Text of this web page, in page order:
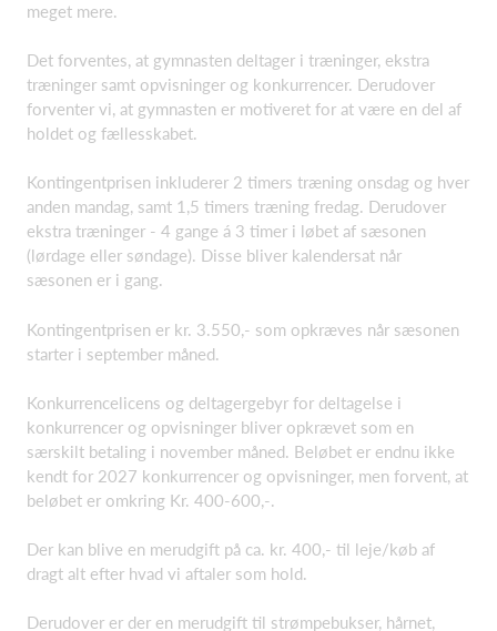
meget mere.
Det forventes, at gymnasten deltager i træninger, ekstra
træninger samt opvisninger og konkurrencer. Derudover
forventer vi, at gymnasten er motiveret for at være en del af
holdet og fællesskabet.
Kontingentprisen inkluderer 2 timers træning onsdag og hver
anden mandag, samt 1,5 timers træning fredag. Derudover
ekstra træninger - 4 gange á 3 timer i løbet af sæsonen
(lørdage eller søndage). Disse bliver kalendersat når
sæsonen er i gang.
Kontingentprisen er kr. 3.550,- som opkræves når sæsonen
starter i september måned.
Konkurrencelicens og deltagergebyr for deltagelse i
konkurrencer og opvisninger bliver opkrævet som en
særskilt betaling i november måned. Beløbet er endnu ikke
kendt for 2027 konkurrencer og opvisninger, men forvent, at
beløbet er omkring Kr. 400-600,-.
Der kan blive en merudgift på ca. kr. 400,- til leje/køb af
dragt alt efter hvad vi aftaler som hold.
Derudover er der en merudgift til strømpebukser, hårnet,